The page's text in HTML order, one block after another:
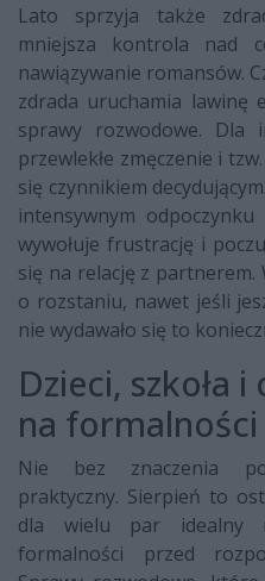
Lato sprzyja także
mniejsza kontrola nad
nawiązywanie romansów.
zdrada uruchamia lawinę
sprawy rozwodowe. Dla
przewlekłe zmęczenie i
się czynnikiem
intensywnym
wywołuje frustrację i
się na relację z partnerem.
o rozstaniu, nawet jeśli
nie wydawało się to
Dzieci, szkoła
na formalności
Nie bez znaczenia
praktyczny. Sierpień to
dla wielu par idealny
formalności przed